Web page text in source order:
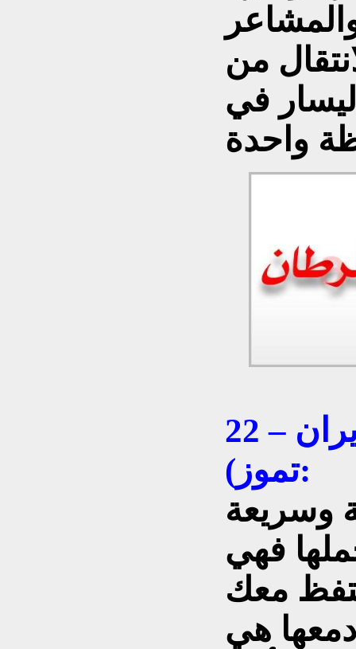
من
في
برج السرطان (22 حزيران – 22
تموز):
وسريعة
فهي
معك
هي